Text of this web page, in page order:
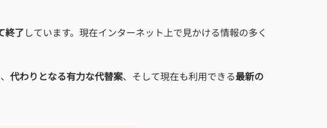
終了しています。現在インターネット上で見かける情報の多く
代わりとなる有力な代替案、そして現在も利用できる最新の